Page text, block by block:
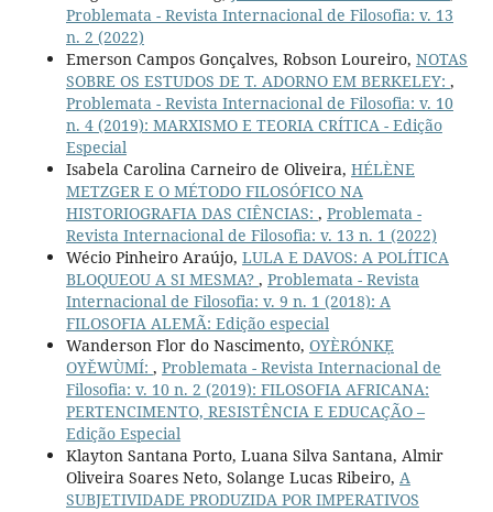
Problemata - Revista Internacional de Filosofia: v. 13
n. 2 (2022)
Emerson Campos Gonçalves, Robson Loureiro, NOTAS
SOBRE OS ESTUDOS DE T. ADORNO EM BERKELEY: ,
Problemata - Revista Internacional de Filosofia: v. 10
n. 4 (2019): MARXISMO E TEORIA CRÍTICA - Edição
Especial
Isabela Carolina Carneiro de Oliveira, HÉLÈNE
METZGER E O MÉTODO FILOSÓFICO NA
HISTORIOGRAFIA DAS CIÊNCIAS: , Problemata -
Revista Internacional de Filosofia: v. 13 n. 1 (2022)
Wécio Pinheiro Araújo, LULA E DAVOS: A POLÍTICA
BLOQUEOU A SI MESMA? , Problemata - Revista
Internacional de Filosofia: v. 9 n. 1 (2018): A
FILOSOFIA ALEMÃ: Edição especial
Wanderson Flor do Nascimento, OYÈRÓNKẸ́
OYĚWÙMÍ: , Problemata - Revista Internacional de
Filosofia: v. 10 n. 2 (2019): FILOSOFIA AFRICANA:
PERTENCIMENTO, RESISTÊNCIA E EDUCAÇÃO –
Edição Especial
Klayton Santana Porto, Luana Silva Santana, Almir
Oliveira Soares Neto, Solange Lucas Ribeiro, A
SUBJETIVIDADE PRODUZIDA POR IMPERATIVOS